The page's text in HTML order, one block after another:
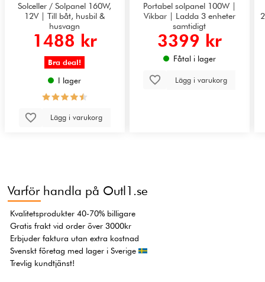
Solceller / Solpanel 160W,
12V | Till båt, husbil &
husvagn
1488 kr
Bra deal!
I lager
Lägg i varukorg
Portabel solpanel 100W |
Vikbar | Ladda 3 enheter
samtidigt
3399 kr
Fåtal i lager
Lägg i varukorg
Varför handla på Outl1.se
Kvalitetsprodukter 40-70% billigare
Gratis frakt vid order över 3000kr
Erbjuder faktura utan extra kostnad
Svenskt företag med lager i Sverige
Trevlig kundtjänst!